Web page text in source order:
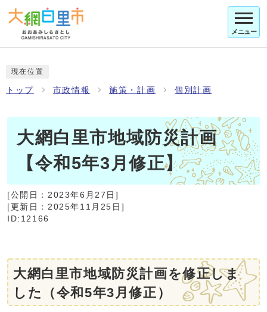
メニュー
現在位置
トップ 市政情報 施策・計画 個別計画
大網白里市地域防災計画
【令和5年3月修正】
[公開日： 2023年6月27日 ]
[更新日： 2025年11月25日 ]
ID:12166
大網白里市地域防災計画を修正しま
した（令和5年3月修正）